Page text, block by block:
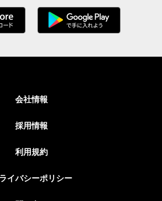
会社情報
採用情報
利用規約
イバシーポリシー